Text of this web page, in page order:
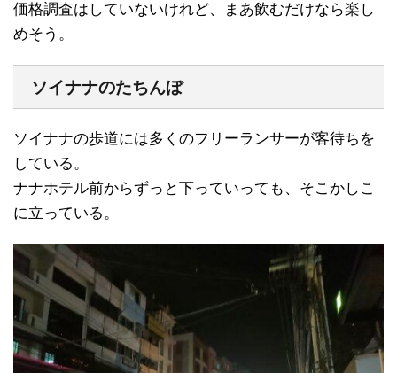
価格調査はしていないけれど、まあ飲むだけなら楽し
めそう。
ソイナナのたちんぼ
ソイナナの歩道には多くのフリーランサーが客待ちを
している。
ナナホテル前からずっと下っていっても、そこかしこ
に立っている。